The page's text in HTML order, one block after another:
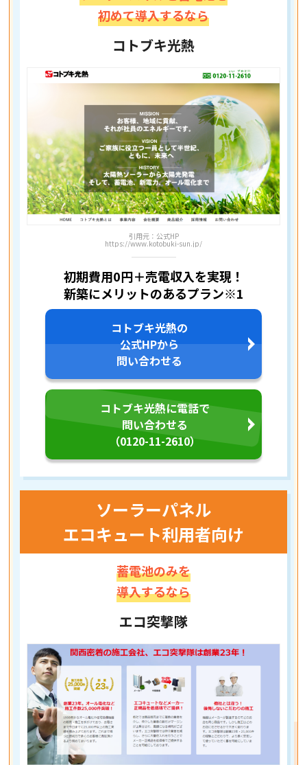
初めて導入するなら
コトブキ光熱
引用元：公式HP
https://www.kotobuki-sun.jp/
初期費用0円＋売電収入を実現！
新築にメリットのあるプラン※1
コトブキ光熱の
公式HPから
問い合わせる
コトブキ光熱に電話で
問い合わせる
（0120-11-2610）
ソーラーパネル
エコキュート利用者向け
蓄電池のみを
導入するなら
エコ突撃隊